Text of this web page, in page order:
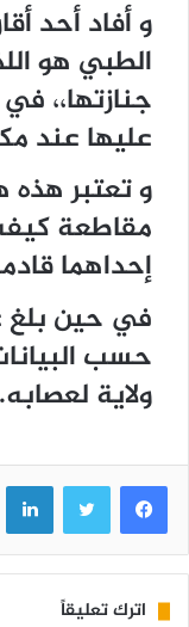
و أفاد أحد
الطبي هو
جنازتها،،
عليها عند
و تعتبر هذه
مقاطعة
إحداهما
حسب
ولاية لعصابه.
فيسبوك تويتر
اترك تعليقاً